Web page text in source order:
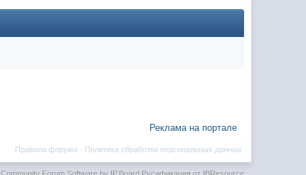
Реклама на портале
Политика обработки персональных данных
Правила форума ·